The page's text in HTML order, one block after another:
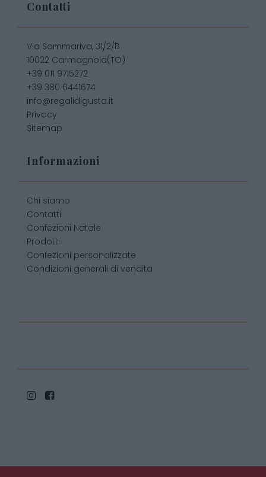
Contatti
Via Sommariva, 31/2/B
10022 Carmagnola(TO)
+39 011 9715272
+39 380 6441674
info@regalidigusto.it
Privacy
Sitemap
Informazioni
Chi siamo
Contatti
Confezioni Natale
Prodotti
Confezioni personalizzate
Condizioni generali di vendita